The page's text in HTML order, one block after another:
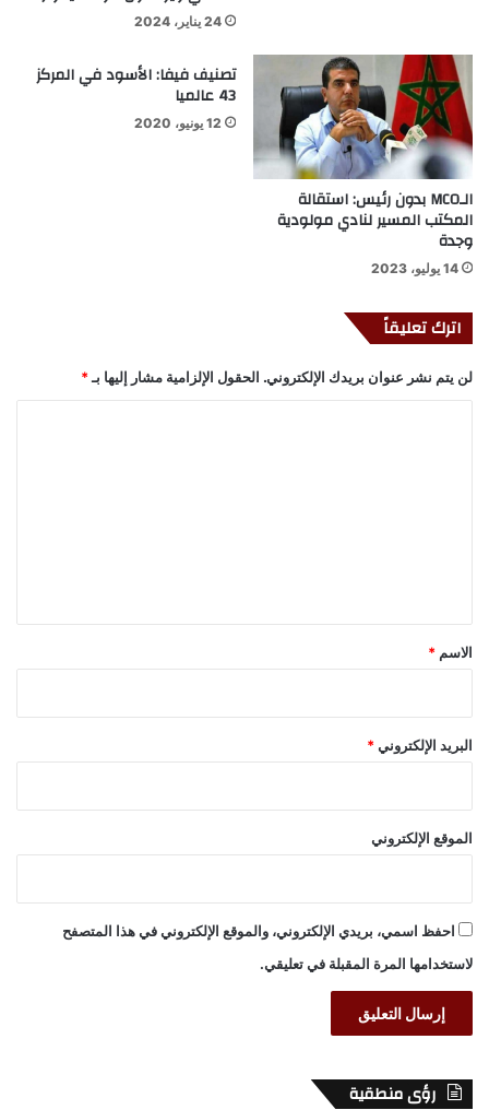
24 يناير، 2024
الـMCO بدون رئيس: استقالة
المكتب المسير لنادي مولودية
وجدة
14 يوليو، 2023
تصنيف فيفا: الأسود في المركز
43 عالميا
12 يونيو، 2020
اترك تعليقاً
لن يتم نشر عنوان بريدك الإلكتروني. الحقول الإلزامية مشار إليها بـ *
*
الاسم *
البريد الإلكتروني *
الموقع الإلكتروني
احفظ اسمي، بريدي الإلكتروني، والموقع الإلكتروني في هذا المتصفح
لاستخدامها المرة المقبلة في تعليقي.
رؤى منطقية